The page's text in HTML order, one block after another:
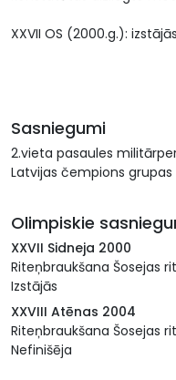
XXVII OS (2000.g.):
Sasniegumi
2.vieta pasaules
Latvijas čempions
Olimpiskie
XXVII Sidneja 2000
Riteņbraukšana Šosejas
Izstājās
XXVIII Atēnas 2004
Riteņbraukšana Šosejas
Nefinišēja